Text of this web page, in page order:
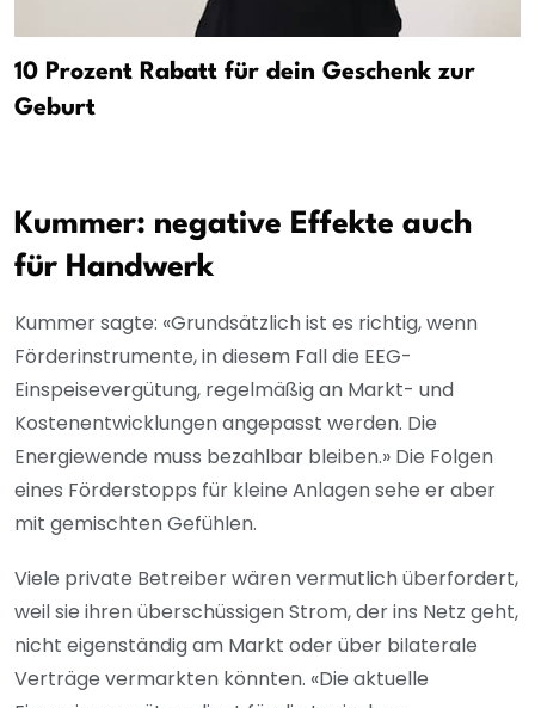
10 Prozent Rabatt für dein Geschenk zur
Geburt
Kummer: negative Effekte auch
für Handwerk
Kummer sagte: «Grundsätzlich ist es richtig, wenn
Förderinstrumente, in diesem Fall die EEG-
Einspeisevergütung, regelmäßig an Markt- und
Kostenentwicklungen angepasst werden. Die
Energiewende muss bezahlbar bleiben.» Die Folgen
eines Förderstopps für kleine Anlagen sehe er aber
mit gemischten Gefühlen.
Viele private Betreiber wären vermutlich überfordert,
weil sie ihren überschüssigen Strom, der ins Netz geht,
nicht eigenständig am Markt oder über bilaterale
Verträge vermarkten könnten. «Die aktuelle